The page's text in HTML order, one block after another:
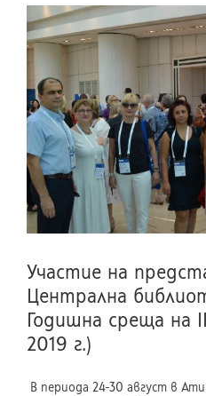
Участие на
Централна
Годишна среща на
2019 г.)
В периода 24-30 август в